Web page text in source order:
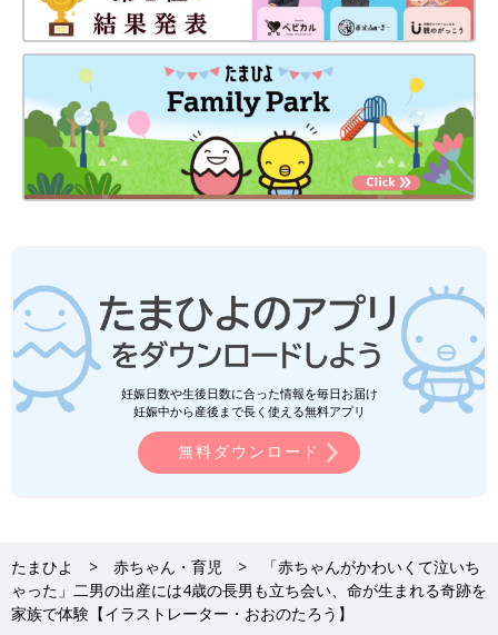
妊娠日数や生後日数に合った情報を毎日お届け
妊娠中から産後まで長く使える無料アプリ
無料ダウンロード
たまひよ 赤ちゃん・育児
「赤ちゃんがかわいくて泣いち
ゃった」二男の出産には4歳の長男も立ち会い、命が生まれる奇跡を
家族で体験【イラストレーター・おおのたろう】